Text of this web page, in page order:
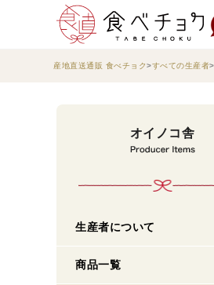
産地直送通販 食べチョク すべての生産者
オイノコ舎
生産者について
商品一覧